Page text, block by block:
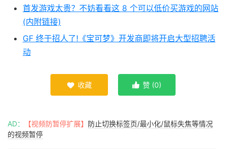
首发游戏太贵？不妨看看这 8 个可以低价买游戏的网站
(内附链接)
GF 终于招人了!《宝可梦》开发商即将开启大型招聘活
动
 收藏  赞 (0)
AD： 【视频防暂停扩展】
防止切换标签页/最小化/鼠标失焦等情况
的视频暂停